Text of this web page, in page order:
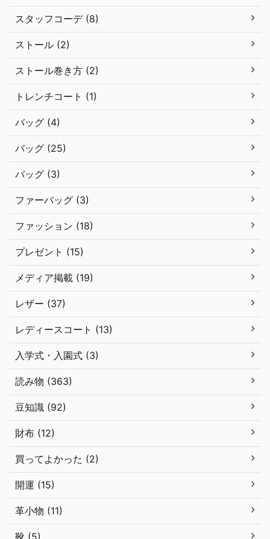
スタッフコーデ (8)
ストール (2)
ストール巻き方 (2)
トレンチコート (1)
バッグ (4)
バッグ (25)
バッグ (3)
ファーバッグ (3)
ファッション (18)
プレゼント (15)
メディア掲載 (19)
レザー (37)
レディースコート (13)
入学式・入園式 (3)
読み物 (363)
豆知識 (92)
財布 (12)
買ってよかった (2)
開運 (15)
革小物 (11)